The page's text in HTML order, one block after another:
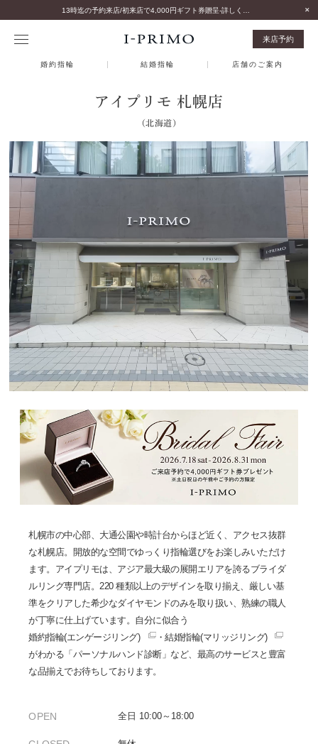
来店予約
婚約指輪 結婚指輪 店舗のご案内
アイプリモ 札幌店
（北海道）
札幌市の中心部、大通公園や時計台からほど近く、アクセス抜群
な札幌店。開放的な空間でゆっくり指輪選びをお楽しみいただけ
ます。アイプリモは、アジア最大級の展開エリアを誇るブライダ
ルリング専門店。220 種類以上のデザインを取り揃え、厳しい基
準をクリアした希少なダイヤモンドのみを取り扱い、熟練の職人
が丁寧に仕上げています。自分に似合う
婚約指輪(エンゲージリング)
・結婚指輪(マリッジリング)
がわかる「パーソナルハンド診断」など、最高のサービスと豊富
な品揃えでお待ちしております。
OPEN 全日 10:00～18:00